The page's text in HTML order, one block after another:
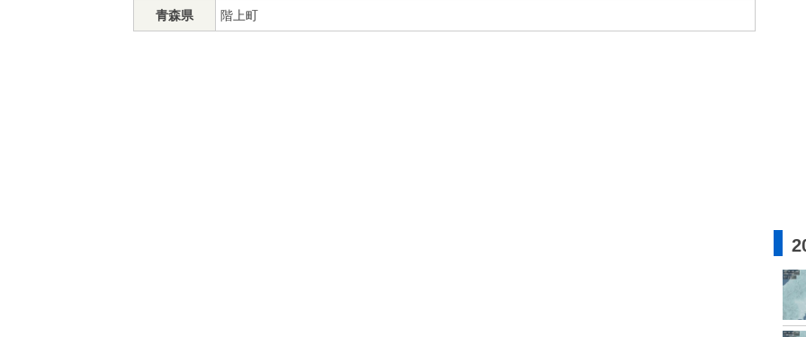
青森県 階上町